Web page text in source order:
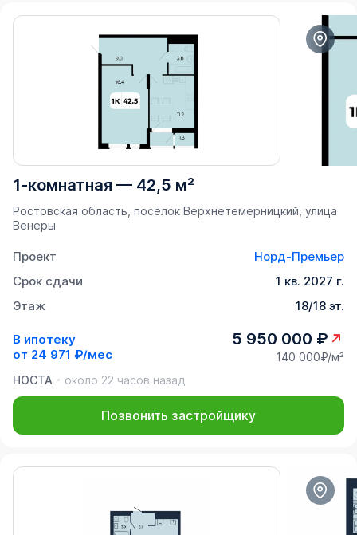
1-комнатная — 42,5 м²
Ростовская область, посёлок Верхнетемерницкий, улица
Венеры
Проект
Норд-Премьер
Срок сдачи
1 кв. 2027 г.
Этаж
18/18 эт.
В ипотеку
от 24 971 ₽/мес
5 950 000 ₽
140 000₽/м²
НОСТА
около 22 часов назад
Позвонить застройщику